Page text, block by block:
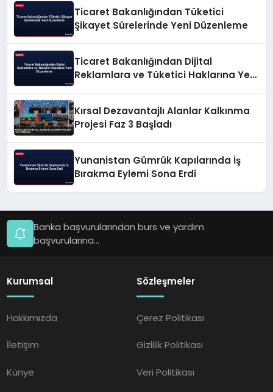
Ticaret Bakanlığından Tüketici
Şikayet Sürelerinde Yeni Düzenleme
Ticaret Bakanlığından Dijital
Reklamlara ve Tüketici Haklarına Yeni
Kırsal Dezavantajlı Alanlar Kalkınma
Projesi Faz 3 Başladı
Yunanistan Gümrük Kapılarında İş
Bırakma Eylemi Sona Erdi
Banka başvurularından burs ve yardım
başvurularına...
Kurumsal
Hakkımızda
İletişim
Künye
Sözleşmeler
Çerez Politikası
Gizlilik Politikası
Veri Politikası